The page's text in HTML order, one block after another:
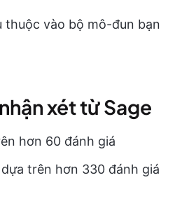
thuộc vào bộ mô-đun bạn
xét từ Sage
hơn 60 đánh giá
trên hơn 330 đánh giá